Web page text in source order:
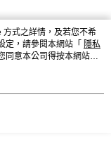
式之詳情，及若您不希
定，請參閱本網站「 隱私
同意本公司得按本網站使